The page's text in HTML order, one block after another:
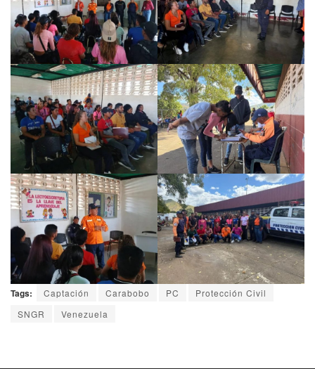
Tags: Captación Carabobo PC
Protección Civil
SNGR
Venezuela